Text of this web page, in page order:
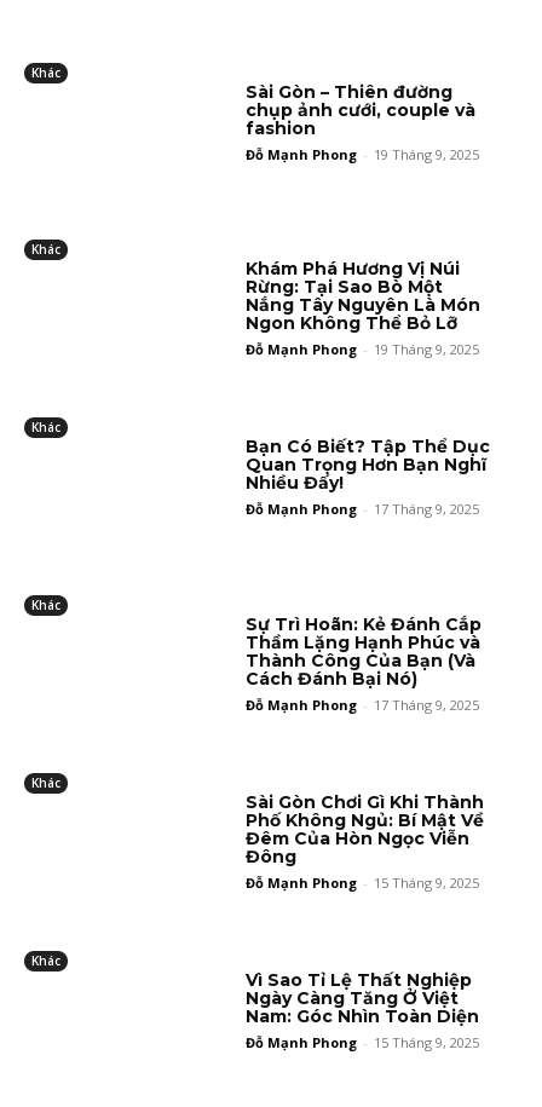
Khác
Khác
Sài Gòn – Thiên đường
chụp ảnh cưới, couple và
fashion
Đỗ Mạnh Phong - 19 Tháng 9, 2025
Khác
Khám Phá Hương Vị Núi
Rừng: Tại Sao Bò Một
Nắng Tây Nguyên Là Món
Ngon Không Thể Bỏ Lỡ
Đỗ Mạnh Phong - 19 Tháng 9, 2025
Khác
Bạn Có Biết? Tập Thể Dục
Quan Trọng Hơn Bạn Nghĩ
Nhiều Đấy!
Đỗ Mạnh Phong - 17 Tháng 9, 2025
Khác
Sự Trì Hoãn: Kẻ Đánh Cắp
Thầm Lặng Hạnh Phúc và
Thành Công Của Bạn (Và
Cách Đánh Bại Nó)
Đỗ Mạnh Phong - 17 Tháng 9, 2025
Khác
Sài Gòn Chơi Gì Khi Thành
Phố Không Ngủ: Bí Mật Về
Đêm Của Hòn Ngọc Viễn
Đông
Đỗ Mạnh Phong - 15 Tháng 9, 2025
Vì Sao Tỉ Lệ Thất Nghiệp
Ngày Càng Tăng Ở Việt
Nam: Góc Nhìn Toàn Diện
Đỗ Mạnh Phong - 15 Tháng 9, 2025